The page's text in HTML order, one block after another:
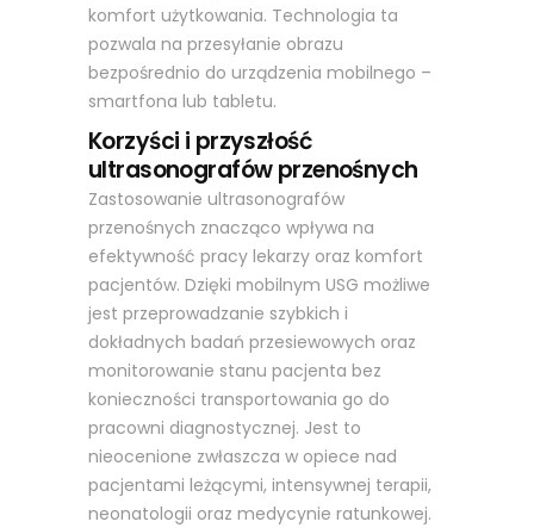
komfort użytkowania. Technologia ta
pozwala na przesyłanie obrazu
bezpośrednio do urządzenia mobilnego –
smartfona lub tabletu.
Korzyści i przyszłość
ultrasonografów przenośnych
Zastosowanie ultrasonografów
przenośnych znacząco wpływa na
efektywność pracy lekarzy oraz komfort
pacjentów. Dzięki mobilnym USG możliwe
jest przeprowadzanie szybkich i
dokładnych badań przesiewowych oraz
monitorowanie stanu pacjenta bez
konieczności transportowania go do
pracowni diagnostycznej. Jest to
nieocenione zwłaszcza w opiece nad
pacjentami leżącymi, intensywnej terapii,
neonatologii oraz medycynie ratunkowej.